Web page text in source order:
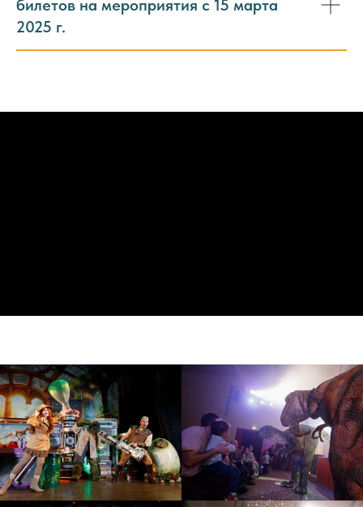
билетов на мероприятия с 15 марта
2025 г.